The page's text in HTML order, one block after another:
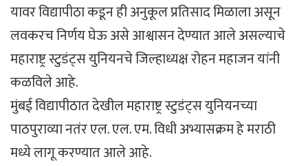
यावर विद्यापीठा कडून ही अनुकूल प्रतिसाद मिळाला असून
लवकरच निर्णय घेऊ असे आश्वासन देण्यात आले असल्याचे
महाराष्ट्र स्टुडंट्स युनियनचे जिल्हाध्यक्ष रोहन महाजन यांनी
कळविले आहे.
मुंबई विद्यापीठात देखील महाराष्ट्र स्टुडंट्स युनियनच्या
पाठपुराव्या नतंर एल. एल. एम. विधी अभ्यासक्रम हे मराठी
मध्ये लागू करण्यात आले आहे.